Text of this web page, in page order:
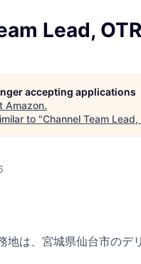
Lead, OTR
accepting applications
Amazon.
to "Channel Team Lead,
地は、宮城県仙台市のデ